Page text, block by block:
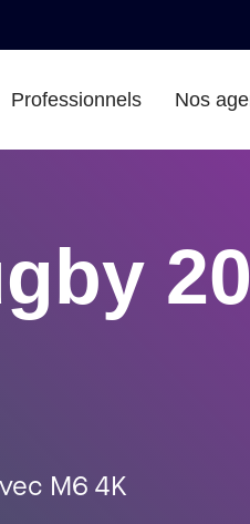
Professionnels Nos
M6 4K